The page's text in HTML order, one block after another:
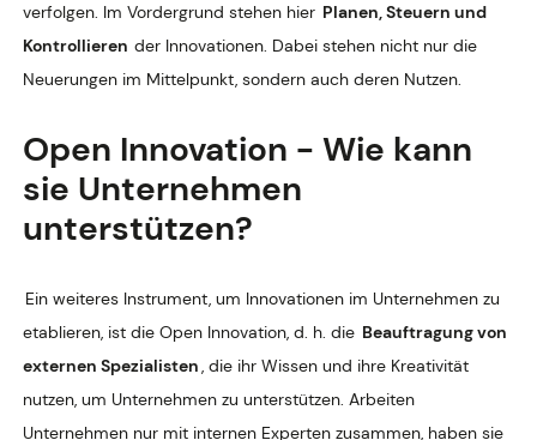
verfolgen. Im Vordergrund stehen hier Planen, Steuern und
Kontrollieren der Innovationen. Dabei stehen nicht nur die
Neuerungen im Mittelpunkt, sondern auch deren Nutzen.
Open Innovation - Wie kann
sie Unternehmen
unterstützen?
Ein weiteres Instrument, um Innovationen im Unternehmen zu
etablieren, ist die Open Innovation, d. h. die Beauftragung von
externen Spezialisten, die ihr Wissen und ihre Kreativität
nutzen, um Unternehmen zu unterstützen. Arbeiten
Unternehmen nur mit internen Experten zusammen, haben sie